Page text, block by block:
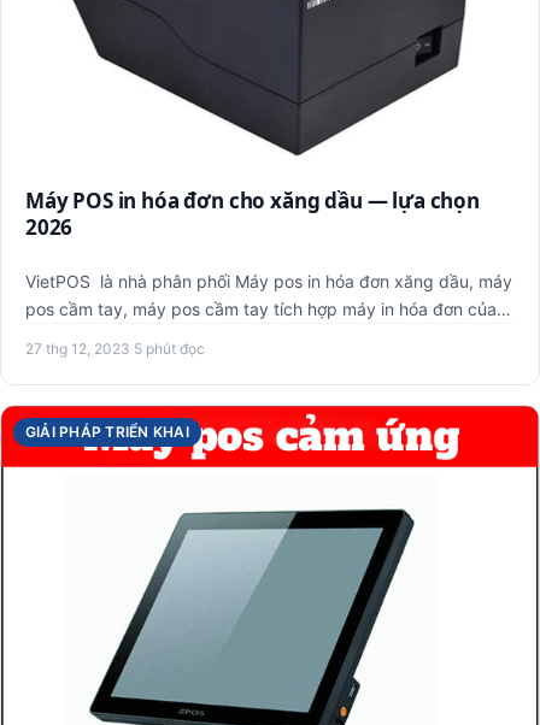
Máy POS in hóa đơn cho xăng dầu — lựa chọn
2026
VietPOS là nhà phân phối Máy pos in hóa đơn xăng dầu, máy
pos cầm tay, máy pos cầm tay tích hợp máy in hóa đơn của
27 thg 12, 2023·5 phút đọc
GIẢI PHÁP TRIỂN KHAI